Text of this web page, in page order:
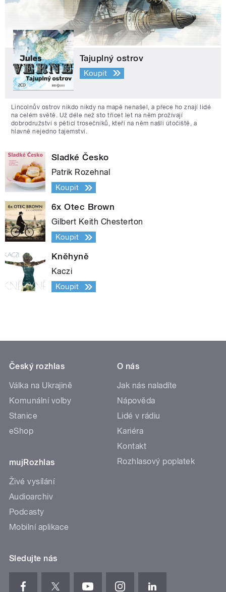
Tajuplný ostrov
Koupit
Lincolnův ostrov nikdo nikdy na mapě nenašel, a přece ho znají lidé
na celém světě. Už déle než sto třicet let na něm prožívají
dobrodružství s pěticí trosečníků, kteří na něm našli útočiště, a
hlavně nejedno tajemství.
Sladké Česko
Patrik Rozehnal
Koupit
6x Otec Brown
Gilbert Keith Chesterton
Koupit
Kněhyně
Kaczi
Koupit
Český rozhlas
Válka na Ukrajině
Komunální volby
Stanice
eShop
mujRozhlas
Živé vysílání
Audioarchiv
Podcasty
Mobilní aplikace
O nás
Jak nás naladíte
Nápověda
Lidé v rádiu
Kariéra
Kontakt
Rozhlasový poplatek
Sledujte nás